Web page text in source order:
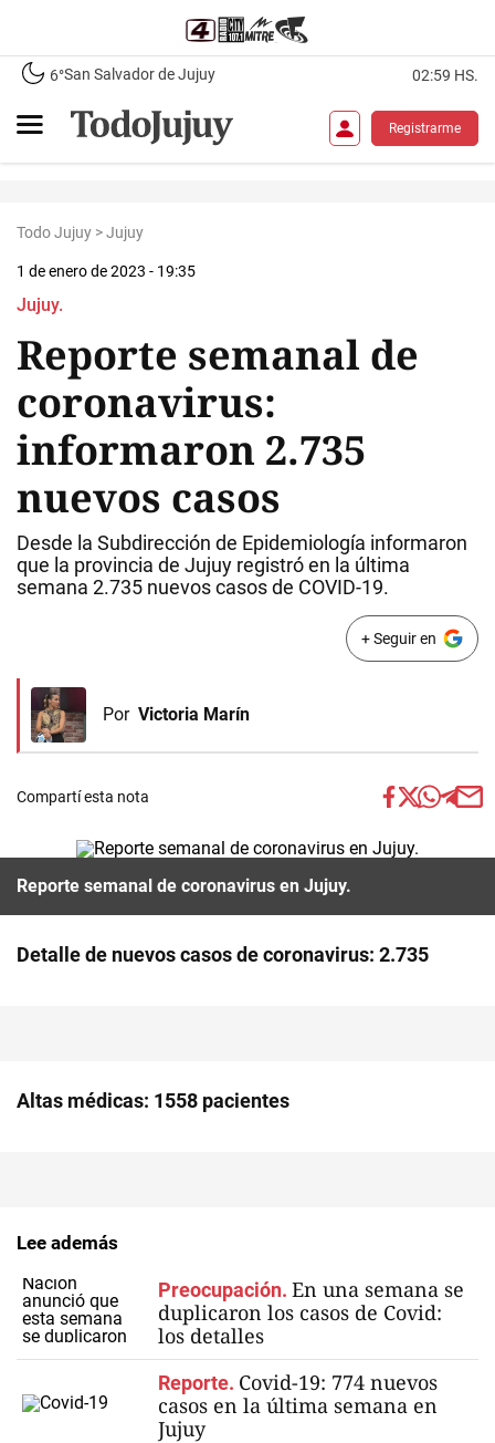
6°San Salvador de Jujuy 02:59 HS.
Registrarme
Todo Jujuy >Jujuy
1 de enero de 2023 - 19:35
Jujuy.
Reporte semanal de
coronavirus:
informaron 2.735
nuevos casos
Desde la Subdirección de Epidemiología informaron
que la provincia de Jujuy registró en la última
semana 2.735 nuevos casos de COVID-19.
+ Seguir en
Por Victoria Marín
Compartí esta nota
Reporte semanal de coronavirus en Jujuy.
Detalle de nuevos casos de coronavirus: 2.735
Altas médicas: 1558 pacientes
Lee además
Preocupación. En una semana se
duplicaron los casos de Covid:
los detalles
Reporte. Covid-19: 774 nuevos
casos en la última semana en
Jujuy